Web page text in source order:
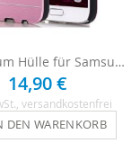
Aluminium Hülle für Samsung Galaxy S5 - Rosa
14,90 €
, versandkostenfrei
DEN WARENKORB